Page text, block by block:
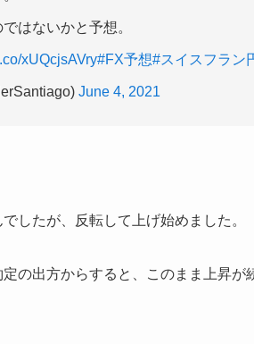
はないかと予想。
xUQcjsAVry#FX予想#スイスフラン
June 4, 2021
したが、反転して上げ始めました。
の出方からすると、このまま上昇が